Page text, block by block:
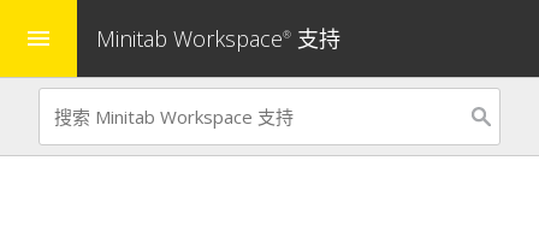
menu Minitab Workspace® 支持